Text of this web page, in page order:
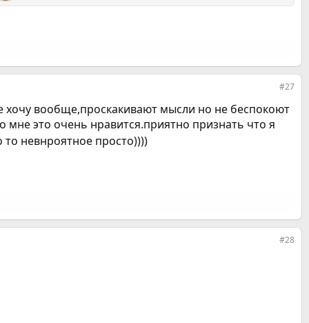
#27
хочу вообще,проскакивают мысли но не беспокоют
мне это очень нравится.приятно признать что я
то невнроятное просто))))
#28